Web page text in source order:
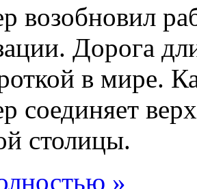
возобновил
Дорога
в мире.
соединяет
столицы.
»